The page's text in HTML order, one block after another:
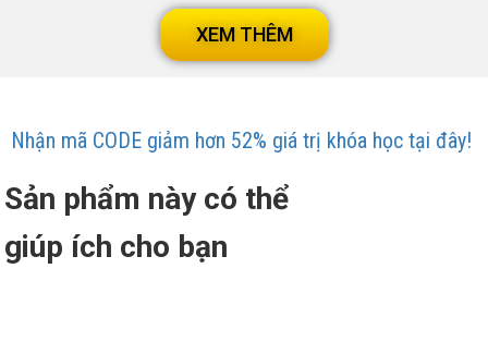
XEM THÊM
Nhận mã CODE giảm hơn 52% giá trị khóa học tại đây!
Sản phẩm này có thể
giúp ích cho bạn